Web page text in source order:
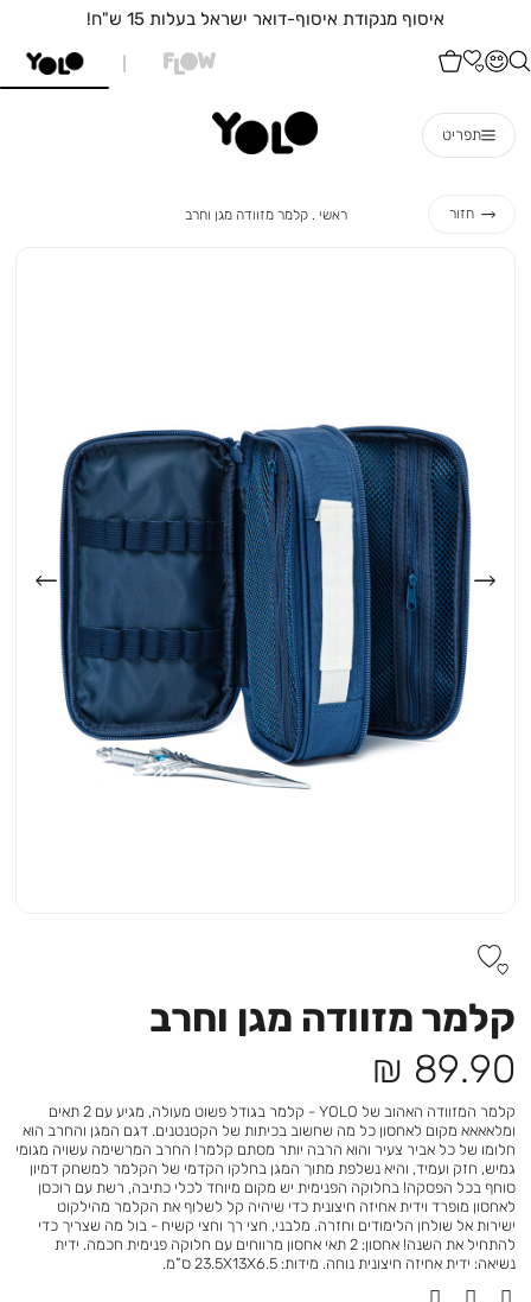
איסוף מנקודת איסוף-דואר ישראל בעלות 15 ש"ח!
תפריט
חזור ראשי ראשי
קלמר מזוודה מגן וחרב
קלמר מזוודה מגן וחרב
מחיר
מוצר
89.90 ₪
קלמר המזוודה האהוב של YOLO - קלמר בגודל פשוט מעולה, מגיע עם 2 תאים
ומלאאאא מקום לאחסון כל מה שחשוב בכיתות של הקטנטנים. דגם המגן והחרב הוא
חלומו של כל אביר צעיר והוא הרבה יותר מסתם קלמר! החרב המרשימה עשויה מגומי
גמיש, חזק ועמיד, והיא נשלפת מתוך המגן בחלקו הקדמי של הקלמר למשחק דמיון
סוחף בכל הפסקה! בחלוקה הפנימית יש מקום מיוחד לכלי כתיבה, רשת עם רוכסן
לאחסון מופרד וידית אחיזה חיצונית כדי שיהיה קל לשלוף את הקלמר מהילקוט
ישירות אל שולחן הלימודים וחזרה. מלבני, חצי רך וחצי קשיח - בול מה שצריך כדי
להתחיל את השנה! אחסון: 2 תאי אחסון מרווחים עם חלוקה פנימית חכמה. ידית
נשיאה: ידית אחיזה חיצונית נוחה. מידות: 23.5X13X6.5 ס”מ.